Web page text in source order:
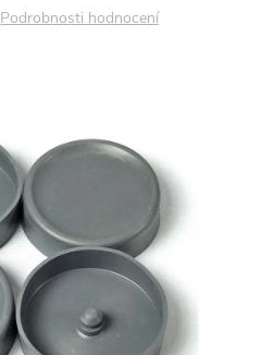
Podrobnosti hodnocení